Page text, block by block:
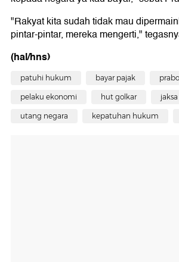
"Rakyat kita sudah tidak mau
pintar-pintar, mereka mengerti,"
(hal/hns)
patuhi hukum bayar pajak
pelaku ekonomi hut golkar
utang negara kepatuhan hukum